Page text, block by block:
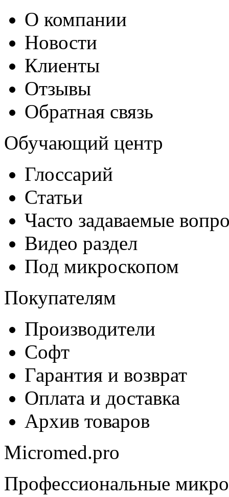
О компании
Новости
Клиенты
Отзывы
Обратная связь
Обучающий центр
Глоссарий
Статьи
Часто задаваемые
Видео раздел
Под микроскопом
Покупателям
Производители
Софт
Гарантия и возврат
Оплата и доставка
Архив товаров
Micromed.pro
Профессиональные